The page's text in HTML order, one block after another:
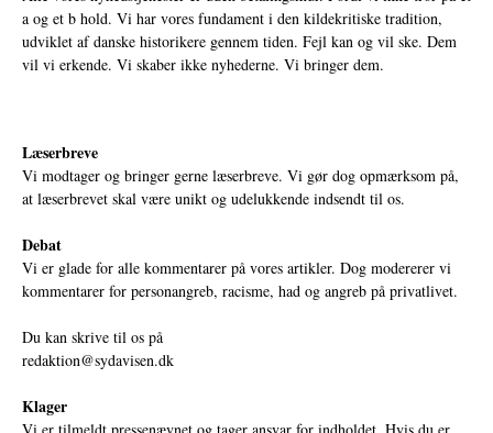
a og et b hold. Vi har vores fundament i den kildekritiske tradition,
udviklet af danske historikere gennem tiden. Fejl kan og vil ske. Dem
vil vi erkende. Vi skaber ikke nyhederne. Vi bringer dem.
Læserbreve
Vi modtager og bringer gerne læserbreve. Vi gør dog opmærksom på,
at læserbrevet skal være unikt og udelukkende indsendt til os.
Debat
Vi er glade for alle kommentarer på vores artikler. Dog modererer vi
kommentarer for personangreb, racisme, had og angreb på privatlivet.
Du kan skrive til os på
redaktion@sydavisen.dk
Klager